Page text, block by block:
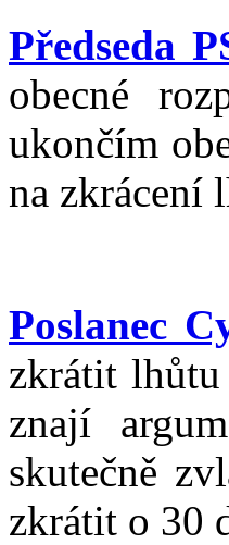
Předseda
obecné
ukončím
na zkrácení
Poslanec
zkrátit
znají
skutečně
zkrátit o 30